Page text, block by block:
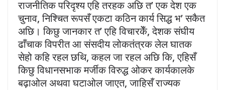
राजनीतिक परिदृश्य एहि तरहक अछि त’ एक देश एक
चुनाव, निश्चित रूपसँ एकटा कठिन कार्य सिद्ध भ’ सकैत
अछि। किछु जानकार त’ एहि विचारकेँ, देशक संघीय
ढाँचाक विपरीत आ संसदीय लोकतंत्रक लेल घातक
सेहो कहि रहल छथि, कहल जा रहल अछि कि, एहिसँ
किछु विधानसभाक मर्जीक विरुद्ध ओकर कार्यकालके
बढ़ाओल अथवा घटाओल जाएत, जाहिसँ राज्यक